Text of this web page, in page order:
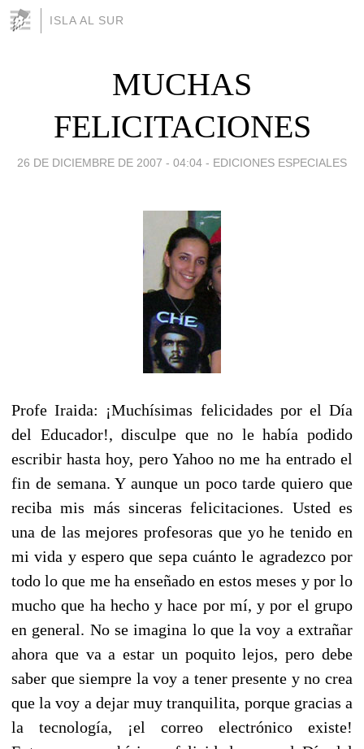
ISLA AL SUR
MUCHAS
FELICITACIONES
26 DE DICIEMBRE DE 2007 - 04:04 - EDICIONES ESPECIALES
Profe Iraida: ¡Muchísimas felicidades por el Día
del Educador!, disculpe que no le había podido
escribir hasta hoy, pero Yahoo no me ha entrado el
fin de semana. Y aunque un poco tarde quiero que
reciba mis más sinceras felicitaciones. Usted es
una de las mejores profesoras que yo he tenido en
mi vida y espero que sepa cuánto le agradezco por
todo lo que me ha enseñado en estos meses y por lo
mucho que ha hecho y hace por mí, y por el grupo
en general. No se imagina lo que la voy a extrañar
ahora que va a estar un poquito lejos, pero debe
saber que siempre la voy a tener presente y no crea
que la voy a dejar muy tranquilita, porque gracias a
la tecnología, ¡el correo electrónico existe!